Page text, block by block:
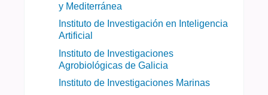
y Mediterránea
Instituto de Investigación en Inteligencia
Artificial
Instituto de Investigaciones
Agrobiológicas de Galicia
Instituto de Investigaciones Marinas